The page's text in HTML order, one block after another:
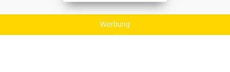
Werbung